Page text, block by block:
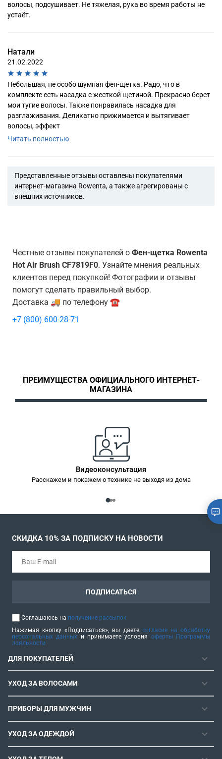
волосы, подсушивает. Не тяжелая, рука во время работы не
устаёт.
Натали
21.02.2022
Небольшая, не особо шумная фен-щетка. Радо, что в
комплекте есть насадка с жесткой щетиной. Прекрасно берет
мои тугие волосы. Также понравилась насадка для
разглаживания. Деликатно прижимается и вытягивает
волосы, эффект
Читать полностью
Представленные отзывы оставлены покупателями
интернет-магазина Rowenta, а также агрегированы с
внешних источников.
Честные отзывы покупателей о Фен-щетка Rowenta
Hot Air Brush CF7819F0. Узнайте мнения реальных
клиентов перед покупкой! Фотографии и отзывы
помогут сделать правильный выбор.
Доставка 🚚 по телефону ☎️
+7 (800) 600-28-71
ПРЕИМУЩЕСТВА ОФИЦИАЛЬНОГО ИНТЕРНЕТ-
МАГАЗИНА
Видеоконсультация
Расскажем и покажем о технике не выходя из дома
ДЛЯ ПОКУПАТЕЛЕЙ
ГАРАНТИЯ
РЕМОНТОПРИГОДНОСТЬ
ИНСТРУКЦИИ И FAQ
КОНТАКТЫ И РЕКВИЗИТЫ
УХОД ЗА ВОЛОСАМИ
ФЕНЫ
ФЕН-ЩЕТКИ
СТАЙЛЕРЫ
ПРИБОРЫ ДЛЯ МУЖЧИН
МАШИНКИ ДЛЯ СТРИЖКИ
ТРИММЕРЫ
УХОД ЗА ОДЕЖДОЙ
ПАРОГЕНЕРАТОРЫ
СКИДКА 10% ЗА ПОДПИСКУ НА НОВОСТИ
ПОДПИСАТЬСЯ
Соглашаюсь на получение рассылок
Нажимая кнопку «Подписаться», вы даете согласие на обработку
персональных данных и принимаете условия оферты Программы
лояльности